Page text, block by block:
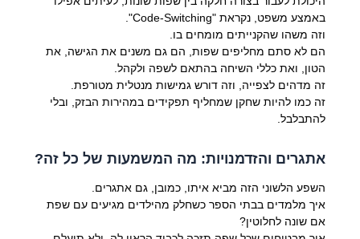
באמצע משפט, נקראת "Code-Switching".
וזה משהו שהקנייתים מומחים בו.
הם לא סתם מחליפים שפות, הם גם משנים את הגישה, את
הטון, ואת כללי השיחה בהתאם לשפה ולקהל.
זה מדהים לצפייה, וזה דורש גמישות מנטלית מטורפת.
זה כמו להיות שחקן שמחליף תפקידים במהירות הבזק, ובלי
להתבלבל.
אתגרים והזדמנויות: מה המשמעות של כל זה?
השפע הלשוני הזה מביא איתו, כמובן, גם אתגרים.
איך מלמדים בבתי הספר כשחלק מהילדים מגיעים עם שפת
אם שונה לחלוטין?